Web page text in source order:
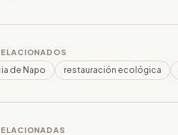
de Napo restauración ecológica